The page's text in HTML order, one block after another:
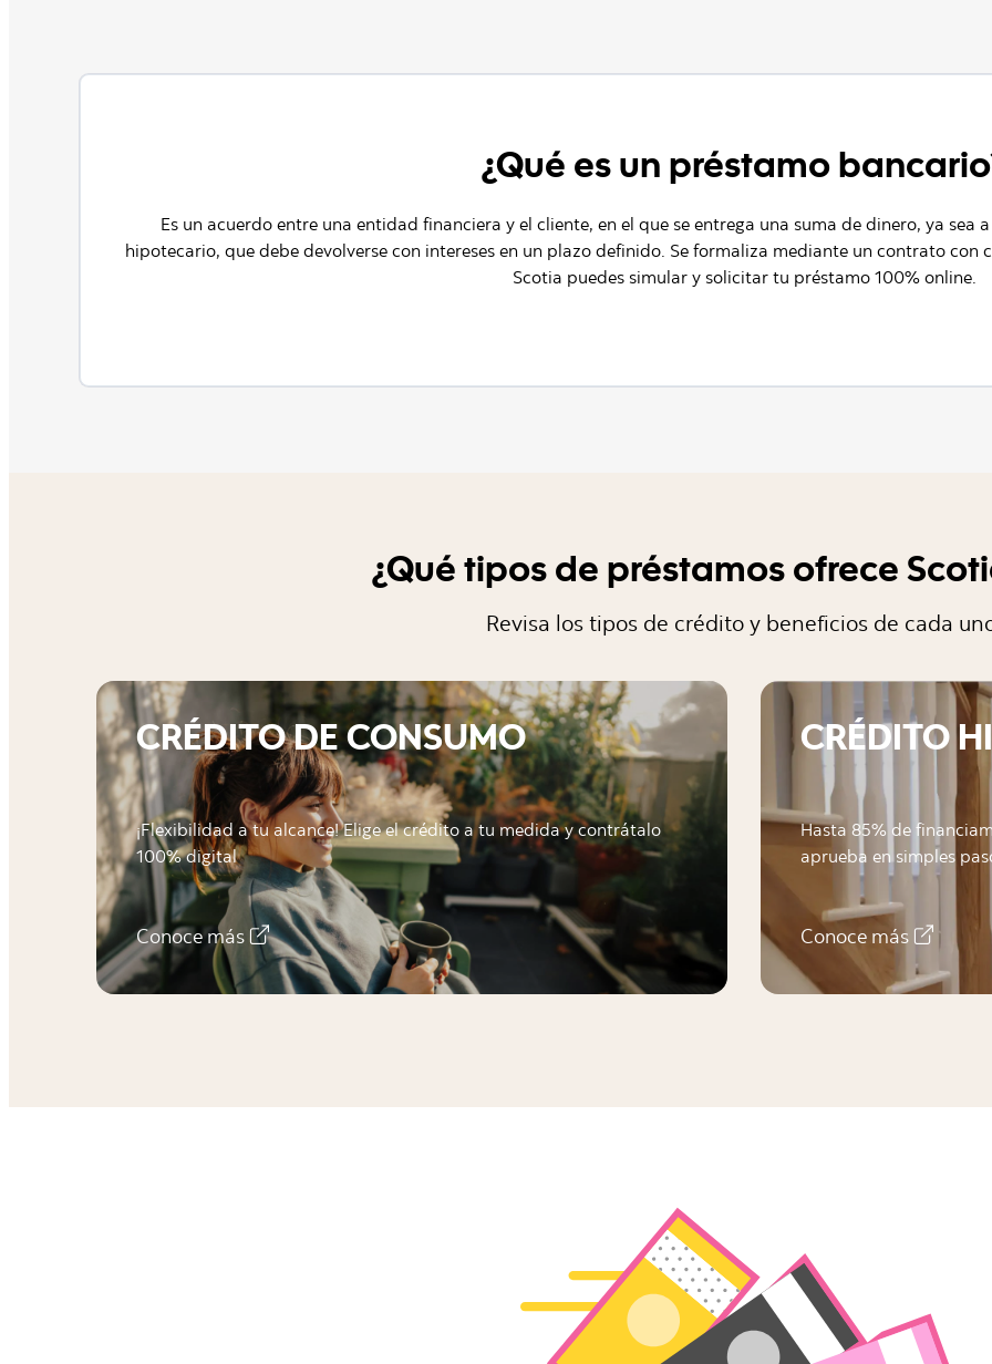
¿Qué es un préstamo
Es un acuerdo entre una entidad financiera y el cliente, en el que se entrega una suma de dinero, ya sea
hipotecario, que debe devolverse con intereses en un plazo definido. Se formaliza mediante un contrato con
Scotia puedes simular y solicitar tu préstamo 100% online.
¿Qué tipos de préstamos ofrece
Revisa los tipos de crédito y beneficios de cada
CRÉDITO DE CONSUMO
¡Flexibilidad a tu alcance! Elige el crédito a tu medida y contrátalo
100% digital
Conoce más
CRÉDITO
Hasta 85% de
aprueba en simples
Conoce más